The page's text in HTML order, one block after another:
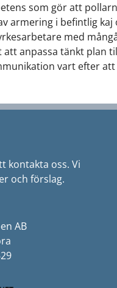
som gör att
armering i befintlig
med
anpassa tänkt plan
vart efter
kontakta oss. Vi
och förslag.
AB